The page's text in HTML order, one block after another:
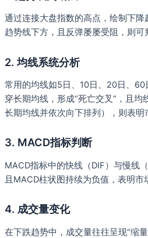
通过连接大盘指数的高点，绘制下
趋势线下方，且反弹屡屡受阻，则可
2. 均线系统分析
常用的均线如5日、10日、20日、
穿长期均线，形成“死亡交叉”，且
长期均线并依次向下排列），则表明
3. MACD指标判断
MACD指标中的快线（DIF）与慢线
且MACD柱状图持续为负值，表明市
4. 成交量变化
在下跌趋势中，成交量往往呈现“缩